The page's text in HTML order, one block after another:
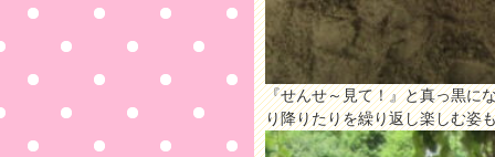
『せんせ～見て！』と真っ黒に
り降りたりを繰り返し楽しむ姿